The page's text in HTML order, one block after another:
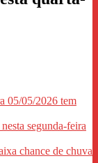
05/05/2026 tem
segunda-feira
chance de chuva